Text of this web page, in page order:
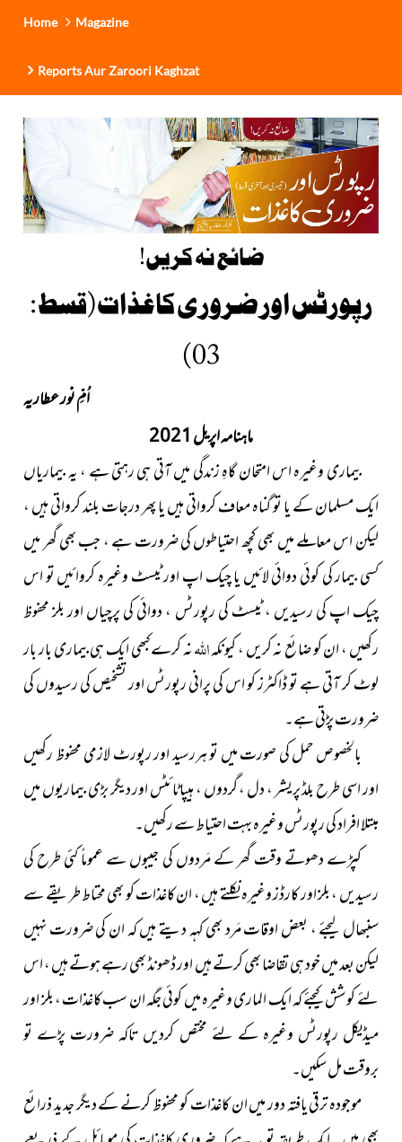
Home Magazine
Reports Aur Zaroori Kaghzat
ضائع نہ کریں!
رپورٹس اور ضروری کاغذات(قسط :
03)
اُمِّ نور عطاریہ
ماہنامہ اپریل 2021
بیماری وغیرہ اس امتحان گاہِ زندگی میں آتی ہی رہتی ہے ، یہ بیماریاں
ایک مسلمان کے یا تو گناہ معاف کرواتی ہیں یا پھر درجات بلند کرواتی ہیں ،
لیکن اس معاملے میں بھی کچھ احتیاطوں کی ضرورت ہے ، جب بھی گھر میں
کسی بیمار کی کوئی دوائی لائیں یا چیک اپ اور ٹیسٹ وغیرہ کروائیں تو اس
چیک اپ کی رسیدیں ، ٹیسٹ کی رپورٹس ، دوائی کی پرچیاں اور بلز محفوظ
رکھیں ، ان کو ضائع نہ کریں ، کیونکہاللہنہ کرے کبھی ایک ہی بیماری بار بار
لوٹ کر آتی ہے تو ڈاکٹرز کو اس کی پرانی رپورٹس اور تشخیص کی رسیدوں کی
ضرورت پڑتی ہے۔
بالخصوص حمل کی صورت میں تو ہررسید اور رپورٹ لازمی محفوظ رکھیں
اور اسی طرح بلڈ پریشر ، دل ، گردوں ، ہیپاٹائٹس اور دیگر بڑی بیماریوں میں
مبتلا افراد کی رپورٹس وغیرہ بہت احتیاط سے رکھیں۔
کپڑے دھوتے وقت گھر کے مَردوں کی جیبوں سے عموماً کئی طرح کی
رسیدیں ، بلز اور کارڈز وغیرہ نکلتے ہیں ، ان کاغذات کو بھی محتاط طریقے سے
سنبھال لیجئے ، بعض اوقات مَرد بھی کہہ دیتے ہیں کہ ان کی ضرورت نہیں
لیکن بعد میں خود ہی تقاضا بھی کرتے ہیں اور ڈھونڈ بھی رہے ہوتے ہیں ، اس
لئے کوشش کیجئے کہ ایک الماری وغیرہ میں کوئی جگہ ان سب کاغذات ، بلز اور
میڈیکل رپورٹس وغیرہ کے لئے مختص کردیں تاکہ ضرورت پڑے تو
بروقت مل سکیں۔
موجودہ ترقی یافتہ دور میں ان کاغذات کو محفوظ کرنے کے دیگر جدید ذرائع